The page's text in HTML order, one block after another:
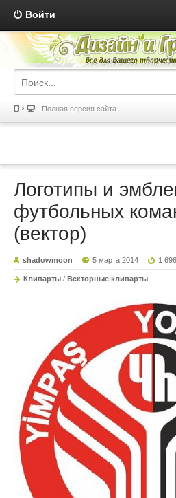
Войти
Полная версия сайта
Логотипы и
футбольных
(вектор)
shadowmoon 5 марта 2014 1 696
Клипарты / Векторные клипарты